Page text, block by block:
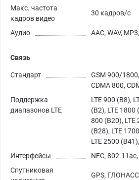
Макс. частота
кадров видео
30 кадров/с
Аудио AAC, WAV,
Связь
Стандарт
GSM 900/
CDMA 800,
Поддержка
диапазонов LTE
LTE 900 (B8),
(B2), LTE 1800
800 (B20), LTE
(B28), LTE
LTE 2500
Интерфейсы
NFC,
Спутниковая
GPS,